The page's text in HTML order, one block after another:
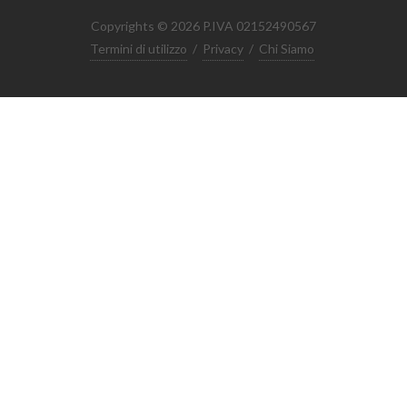
Copyrights © 2026 P.IVA 02152490567
Termini di utilizzo / Privacy / Chi Siamo